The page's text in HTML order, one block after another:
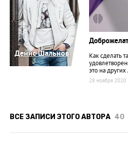
Денис Шальнов
Как сделать
это на
28 ноября 2020
ВСЕ ЗАПИСИ ЭТОГО АВТОРА 40